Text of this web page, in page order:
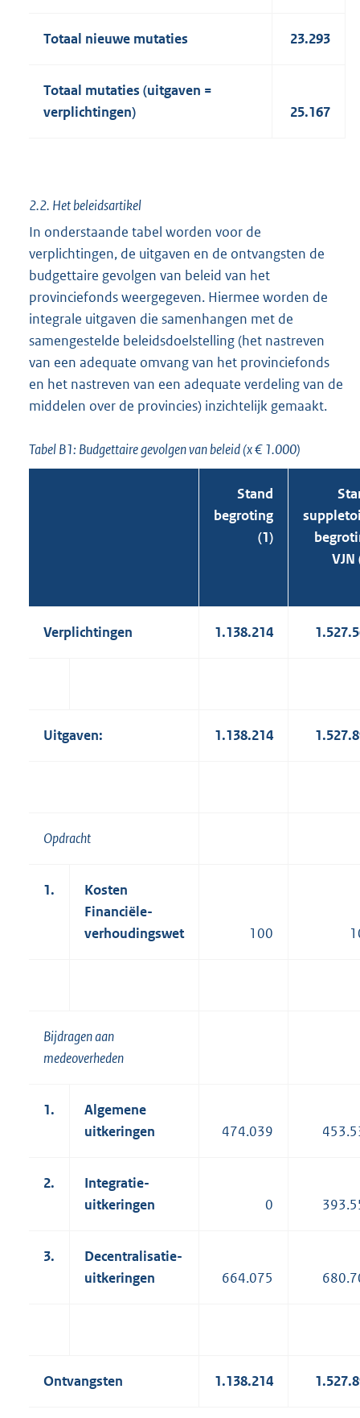
Totaal nieuwe mutaties 23.293
Totaal mutaties (uitgaven =
verplichtingen)
25.167
2.2. Het beleidsartikel
In onderstaande tabel worden voor de
verplichtingen, de uitgaven en de ontvangsten de
budgettaire gevolgen van beleid van het
provinciefonds weergegeven. Hiermee worden de
integrale uitgaven die samenhangen met de
samengestelde beleidsdoelstelling (het nastreven
van een adequate omvang van het provinciefonds
en het nastreven van een adequate verdeling van de
middelen over de provincies) inzichtelijk gemaakt.
Tabel B1: Budgettaire gevolgen van beleid (x € 1.000)
Stand
begroting
(1)
VJN
Verplichtingen 1.138.214
Uitgaven: 1.138.214
Opdracht
1.
Kosten
Financiële-
verhoudingswet
100
Bijdragen aan
medeoverheden
1.
Algemene
uitkeringen
474.039
2.
Integratie-
uitkeringen
0
3.
Decentralisatie-
uitkeringen
664.075
Ontvangsten 1.138.214